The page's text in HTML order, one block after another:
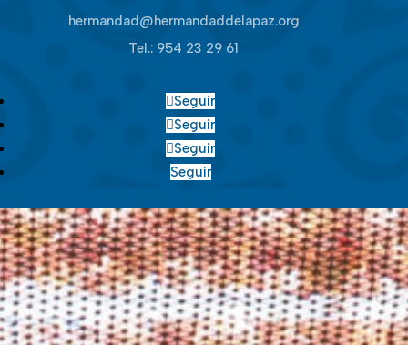
hermandad@hermandaddelapaz.org
Tel.: 954 23 29 61
Seguir
Seguir
Seguir
Seguir